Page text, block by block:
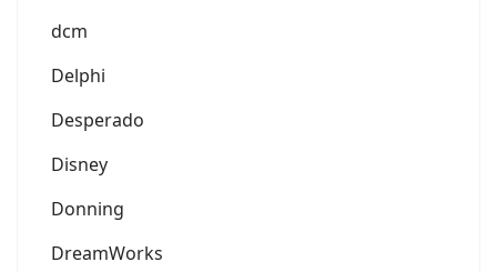
dcm
Delphi
Desperado
Disney
Donning
DreamWorks